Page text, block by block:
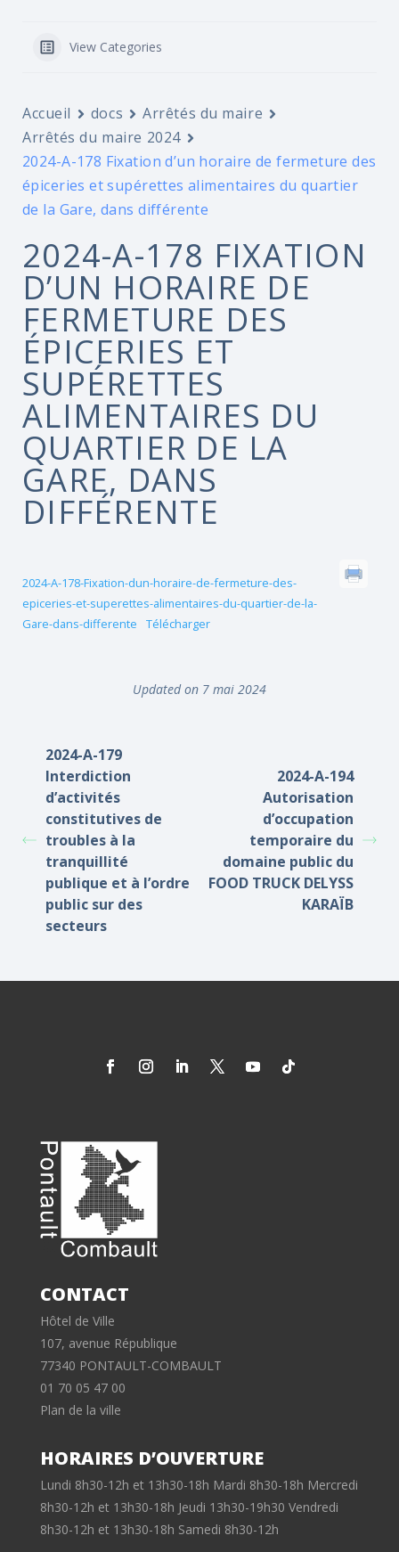
View Categories
Accueil docs
Arrêtés du maire
Arrêtés du maire 2024
2024-A-178 Fixation d’un horaire de fermeture des
épiceries et supérettes alimentaires du quartier
de la Gare, dans différente
2024-A-178 FIXATION
D’UN HORAIRE DE
FERMETURE DES
ÉPICERIES ET
SUPÉRETTES
ALIMENTAIRES DU
QUARTIER DE LA
GARE, DANS
DIFFÉRENTE
2024-A-178-Fixation-dun-horaire-de-fermeture-des-
epiceries-et-superettes-alimentaires-du-quartier-de-la-
Gare-dans-differente
Télécharger
Updated on 7 mai 2024
2024-A-179
Interdiction
d’activités
constitutives de
troubles à la
tranquillité
publique et à l’ordre
public sur des
secteurs
2024-A-194
Autorisation
d’occupation
temporaire du
domaine public du
FOOD TRUCK DELYSS
KARAÏB
CONTACT
Hôtel de Ville
107, avenue République
77340 PONTAULT-COMBAULT
01 70 05 47 00
Plan de la ville
HORAIRES D’OUVERTURE
Lundi 8h30-12h et 13h30-18h Mardi 8h30-18h Mercredi
8h30-12h et 13h30-18h Jeudi 13h30-19h30 Vendredi
8h30-12h et 13h30-18h Samedi 8h30-12h